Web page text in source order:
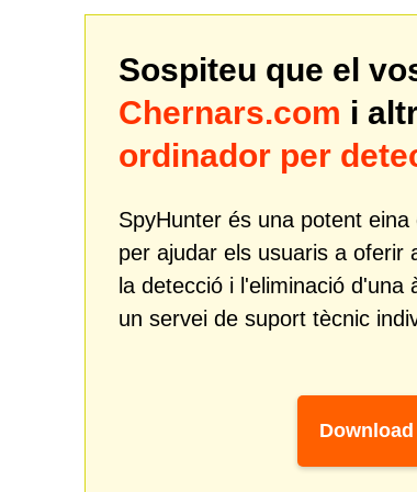
Sospiteu que el
Chernars.com i
ordinador per
SpyHunter és una potent
per ajudar els usuaris a oferir
la detecció i l'eliminació d'una
un servei de suport tècnic